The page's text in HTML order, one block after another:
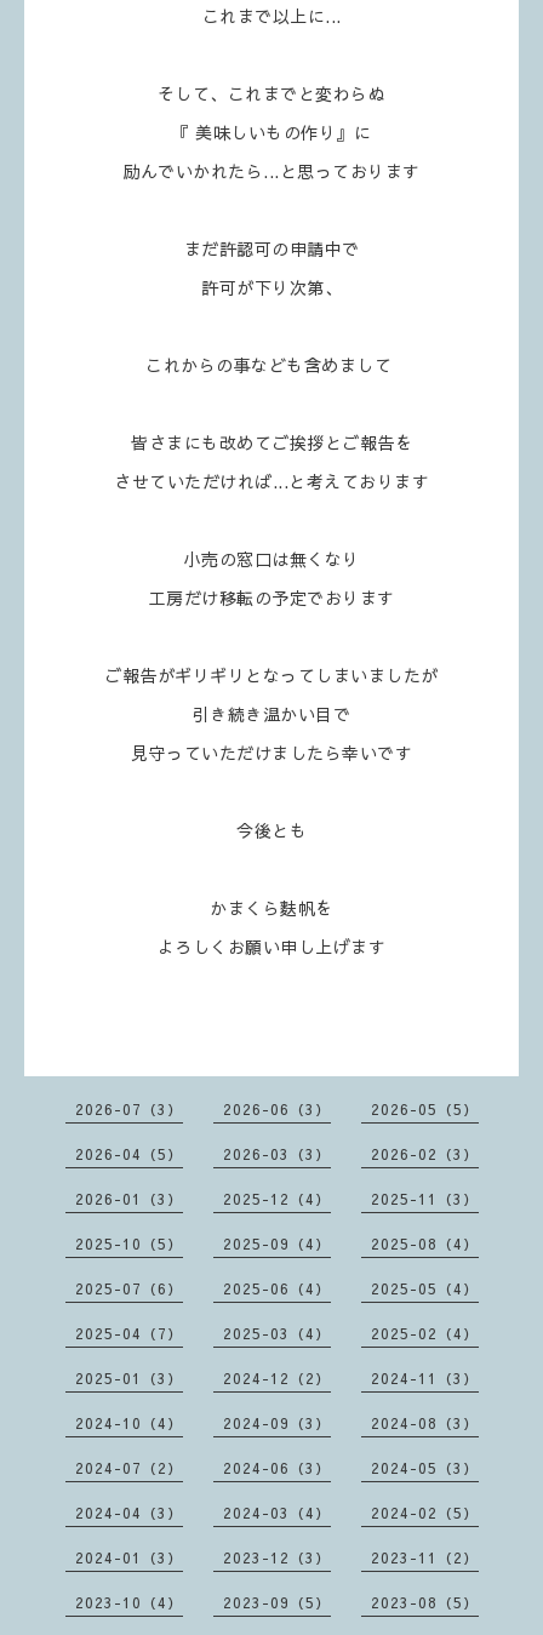
これまで以上に...
そして、これまでと変わらぬ
『 美味しいもの作り』に
励んでいかれたら...と思っております
まだ許認可の申請中で
許可が下り次第、
これからの事なども含めまして
皆さまにも改めてご挨拶とご報告を
させていただければ...と考えております
小売の窓口は無くなり
工房だけ移転の予定でおります
ご報告がギリギリとなってしまいましたが
引き続き温かい目で
見守っていただけましたら幸いです
今後とも
かまくら麩帆を
よろしくお願い申し上げます
2026-07（3） 2026-06（3） 2026-05（5）
2026-04（5） 2026-03（3） 2026-02（3）
2026-01（3） 2025-12（4） 2025-11（3）
2025-10（5） 2025-09（4） 2025-08（4）
2025-07（6） 2025-06（4） 2025-05（4）
2025-04（7） 2025-03（4） 2025-02（4）
2025-01（3） 2024-12（2） 2024-11（3）
2024-10（4） 2024-09（3） 2024-08（3）
2024-07（2） 2024-06（3） 2024-05（3）
2024-04（3） 2024-03（4） 2024-02（5）
2024-01（3） 2023-12（3） 2023-11（2）
2023-10（4） 2023-09（5） 2023-08（5）